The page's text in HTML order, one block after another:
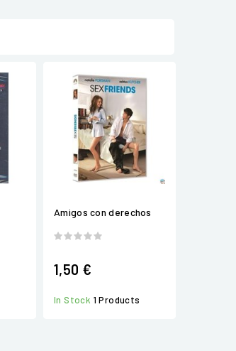
Amigos con derechos
1,50 €
In Stock 1 Products